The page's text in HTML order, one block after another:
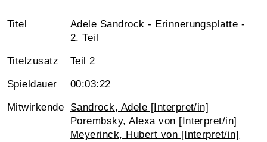
Titel
Adele Sandrock - Erinnerungsplatte -
2. Teil
Titelzusatz Teil 2
Spieldauer 00:03:22
Mitwirkende
Sandrock, Adele [Interpret/in]
Porembsky, Alexa von [Interpret/in]
Meyerinck, Hubert von [Interpret/in]